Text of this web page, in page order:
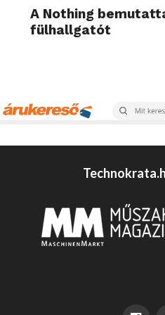
A Nothing
fülhallgatót